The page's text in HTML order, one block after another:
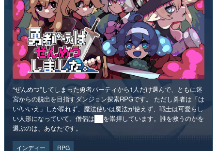
“ぜんめつ”してしまった勇者パーティから1人だけ選んで、ともに迷
宮からの脱出を目指すダンジョン探索RPGです。 ただし勇者は「は
い/いいえ」しか喋れず、魔法使いは魔法が使えず、戦士は可愛らし
い人形になっていて、僧侶は██を崇拝しています。誰を救うのかを
選ぶのは、あなたです。
インディー RPG